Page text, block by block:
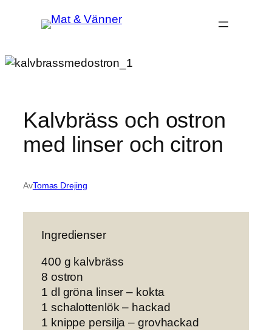
Kalvbräss och ostron
med linser och citron
AvTomas Drejing
Ingredienser
400 g kalvbräss
8 ostron
1 dl gröna linser – kokta
1 schalottenlök – hackad
1 knippe persilja – grovhackad